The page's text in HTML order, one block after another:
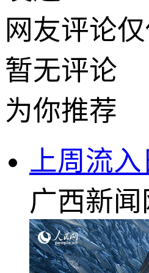
网友评论
暂无评论
为你推荐
上周流
广西新闻